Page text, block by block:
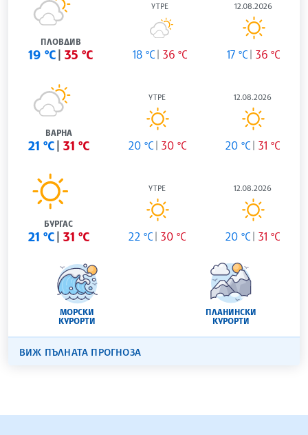
ПЛОВДИВ
19 °C 35 °C
УТРЕ
18 °C 36 °C
12.08.2026
17 °C 36 °C
ВАРНА
21 °C 31 °C
УТРЕ
20 °C 30 °C
12.08.2026
20 °C 31 °C
БУРГАС
21 °C 31 °C
УТРЕ
22 °C 30 °C
12.08.2026
20 °C 31 °C
МОРСКИ
КУРОРТИ
ПЛАНИНСКИ
КУРОРТИ
ВИЖ ПЪЛНАТА ПРОГНОЗА